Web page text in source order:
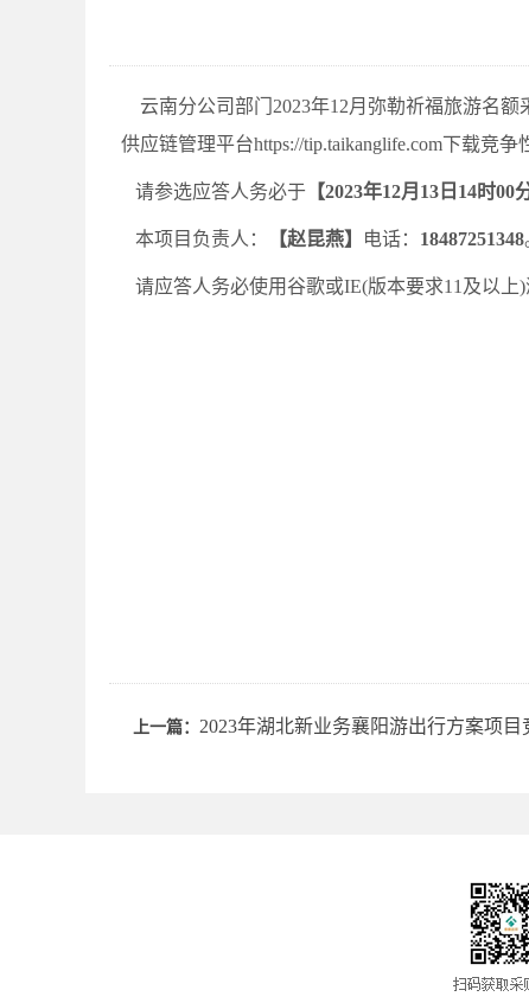
云南分公司部门 2023年12月弥勒祈福旅游名额
供应链管理平台https://tip.taikanglife.com下载竞争
请参选应答人务必于 【2023年12月13日14时00
本项目负责人： 【赵昆燕】 电话： 18487251348
请应答人务必使用谷歌或IE(版本要求11及以上
上一篇： 2023年湖北新业务襄阳游出行方案项目